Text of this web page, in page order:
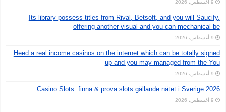
9 أغسطس، 2026
Its library possess titles from Rival, Betsoft, and you will Saucify,
offering another visual and you can mechanical be
9 أغسطس، 2026
Heed a real income casinos on the internet which can be totally signed
up and you may managed from the You
9 أغسطس، 2026
Casino Slots: finna & prova slots gällande nätet i Sverige 2026
9 أغسطس، 2026